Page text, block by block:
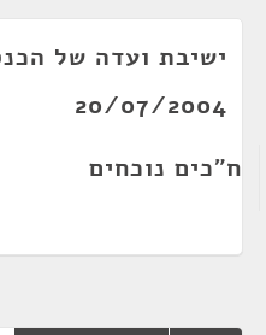
20/07/2004
ח"כים נוכחים